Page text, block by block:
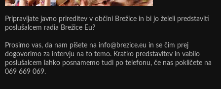
Pripravljate javno prireditev v občini Brežice in bi jo želeli predstaviti
poslušalcem radia Brežice Eu?
Prosimo vas, da nam pišete na info@brezice.eu in se čim prej
dogovorimo za intervju na to temo. Kratko predstavitev in vabilo
poslušalcem lahko posnamemo tudi po telefonu, če nas pokličete na
069 669 069.